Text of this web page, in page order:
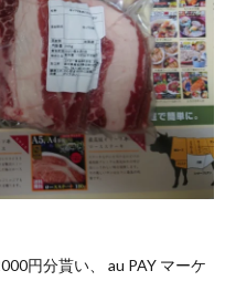
円分貰い、 au PAY マーケ